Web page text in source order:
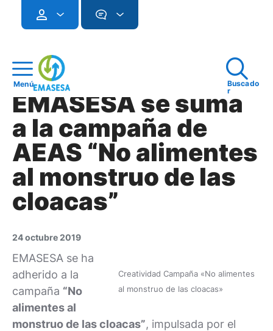
Menú
Buscado
r
EMASESA se suma
a la campaña de
AEAS “No alimentes
al monstruo de las
cloacas”
24 octubre 2019
Creatividad Campaña «No alimentes
al monstruo de las cloacas»
EMASESA se ha
adherido a la
campaña “No
alimentes al
monstruo de las cloacas”, impulsada por el